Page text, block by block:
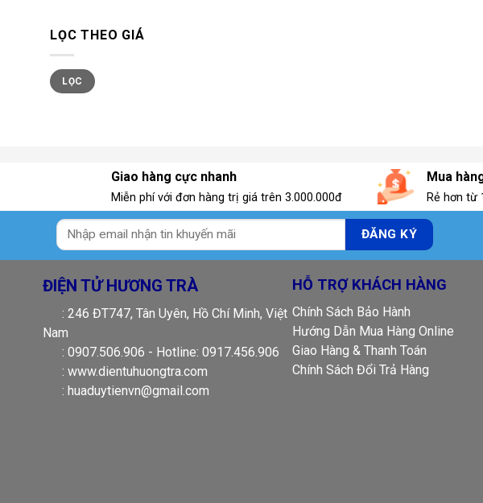
LỌC THEO GIÁ
Giá
tối
thiểu
Giá
tối
đa
LỌC
Giao hàng cực nhanh
Miễn phí với đơn hàng trị giá trên 3.000.000đ
Mua
Rẻ hơn từ
ĐIỆN TỬ HƯƠNG TRÀ
: 246 ĐT747, Tân Uyên, Hồ Chí Minh, Việt
Nam
: 0907.506.906 - Hotline: 0917.456.906
: www.dientuhuongtra.com
: huaduytienvn@gmail.com
HỖ TRỢ KHÁCH HÀNG
Chính Sách Bảo Hành
Hướng Dẫn Mua Hàng Online
Giao Hàng & Thanh Toán
Chính Sách Đổi Trả Hàng